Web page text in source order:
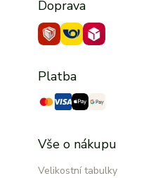
Doprava
Platba
Vše o nákupu
Velikostní tabulky